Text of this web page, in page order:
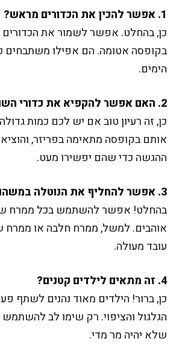
1. אפשר להכין את הכדורים מראש?
בקופסה אטומה. הם אפילו משתבחים
הימים.
2. האם אפשר להקפיא את כדורי השוקולד?
כן, זה רעיון טוב אם יש לכם כמות
ההגשה כדי שהם יפשירו מעט.
3. אפשר להחליף את הנוטלה במשהו אחר?
בהחלט! אפשר להשתמש בכל ממרח
אוהבים. למשל, ממרח חלבה או ממרח
עובד מעולה.
4. זה מתאים לילדים קטנים?
כן, ברור! הילדים מאוד נהנים לשתף
הגלגול והציפוי. רק שימו לב להשתמש
שלא יהיה מר מדי.